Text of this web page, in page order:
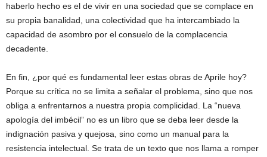
haberlo hecho es el de vivir en una sociedad que se complace en
su propia banalidad, una colectividad que ha intercambiado la
capacidad de asombro por el consuelo de la complacencia
decadente.
En fin, ¿por qué es fundamental leer estas obras de Aprile hoy?
Porque su crítica no se limita a señalar el problema, sino que nos
obliga a enfrentarnos a nuestra propia complicidad. La “nueva
apología del imbécil” no es un libro que se deba leer desde la
indignación pasiva y quejosa, sino como un manual para la
resistencia intelectual. Se trata de un texto que nos llama a romper